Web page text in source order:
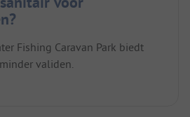
Fishing Caravan Park biedt
validen.